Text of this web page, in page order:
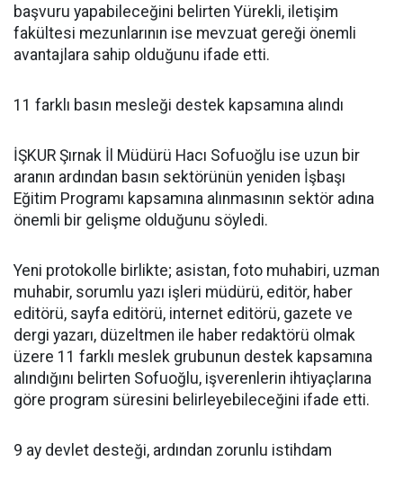
başvuru yapabileceğini belirten Yürekli, iletişim
fakültesi mezunlarının ise mevzuat gereği önemli
avantajlara sahip olduğunu ifade etti.
11 farklı basın mesleği destek kapsamına alındı
İŞKUR Şırnak İl Müdürü Hacı Sofuoğlu ise uzun bir
aranın ardından basın sektörünün yeniden İşbaşı
Eğitim Programı kapsamına alınmasının sektör adına
önemli bir gelişme olduğunu söyledi.
Yeni protokolle birlikte; asistan, foto muhabiri, uzman
muhabir, sorumlu yazı işleri müdürü, editör, haber
editörü, sayfa editörü, internet editörü, gazete ve
dergi yazarı, düzeltmen ile haber redaktörü olmak
üzere 11 farklı meslek grubunun destek kapsamına
alındığını belirten Sofuoğlu, işverenlerin ihtiyaçlarına
göre program süresini belirleyebileceğini ifade etti.
9 ay devlet desteği, ardından zorunlu istihdam